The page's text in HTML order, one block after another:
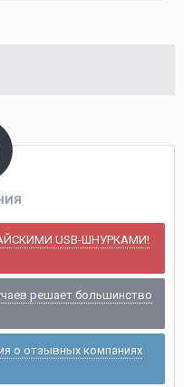
USB-ШНУРКАМИ!
решает большинство
о отзывных компаниях